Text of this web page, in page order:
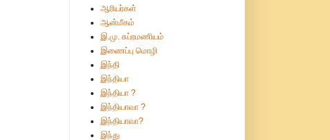
ஆரியர்கள்
ஆன்மீகம்
இ.மு. சுப்ரமணியம்
இணைப்பு மொழி
இந்தி
இந்தியா
இந்தியா ?
இந்தியாவா ?
இந்தியாவா?
இந்து